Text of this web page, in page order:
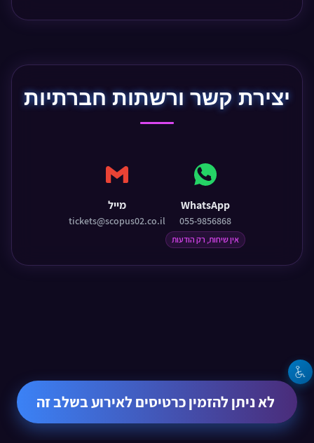
יצירת קשר ורשתות חברתיות
WhatsApp
055-9856868
אין שיחות, רק הודעות
מייל
tickets@scopus02.co.il
לא ניתן להזמין כרטיסים לאירוע בשלב זה